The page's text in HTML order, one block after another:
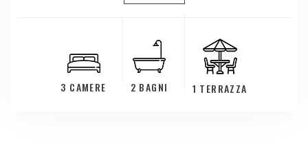
3 CAMERE 2 BAGNI 1 TERRAZZA